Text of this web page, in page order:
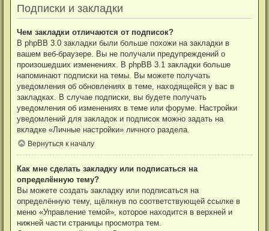
Подписки и закладки
Чем закладки отличаются от подписок?
В phpBB 3.0 закладки были больше похожи на закладки в
вашем веб-браузере. Вы не получали предупреждений о
произошедших изменениях. В phpBB 3.1 закладки больше
напоминают подписки на темы. Вы можете получать
уведомления об обновлениях в теме, находящейся у вас в
закладках. В случае подписки, вы будете получать
уведомления об изменениях в теме или форуме. Настройки
уведомлений для закладок и подписок можно задать на
вкладке «Личные настройки» личного раздела.
Вернуться к началу
Как мне сделать закладку или подписаться на
определённую тему?
Вы можете создать закладку или подписаться на
определённую тему, щёлкнув по соответствующей ссылке в
меню «Управление темой», которое находится в верхней и
нижней части страницы просмотра тем.